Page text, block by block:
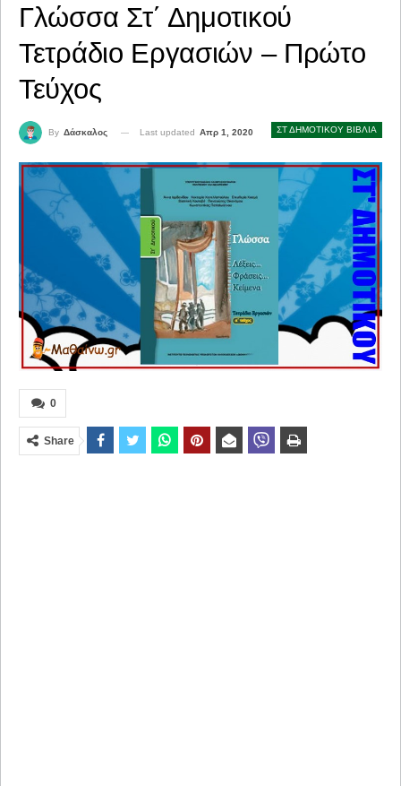
Γλώσσα Στ΄ Δημοτικού
Τετράδιο Εργασιών – Πρώτο
Τεύχος
ΣΤ ΔΗΜΟΤΙΚΟΥ ΒΙΒΛΙΑ
By Δάσκαλος Last updated Απρ 1, 2020
0
Share